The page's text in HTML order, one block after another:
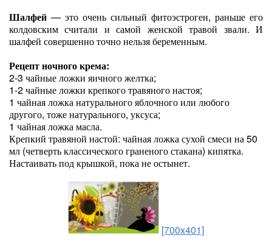
Шалфей — это очень сильный фитоэстроген, раньше его
колдовским считали и самой женской травой звали. И
шалфей совершенно точно нельзя беременным.
Рецепт ночного крема:
2-3 чайные ложки яичного желтка;
1-2 чайные ложки крепкого травяного настоя;
1 чайная ложка натурального яблочного или любого
другого, тоже натурального, уксуса;
1 чайная ложка масла.
Крепкий травяной настой: чайная ложка сухой смеси на 50
мл (четверть классического граненого стакана) кипятка.
Настаивать под крышкой, пока не остынет.
[700x401]